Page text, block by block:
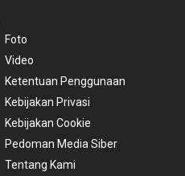
Foto
Video
Ketentuan Penggunaan
Kebijakan Privasi
Kebijakan Cookie
Pedoman Media Siber
Tentang Kami